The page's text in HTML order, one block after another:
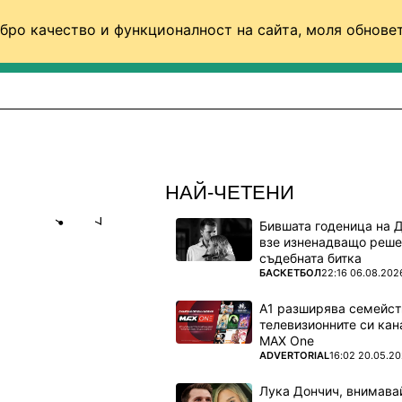
качество и функционалност на сайта, моля
НАЙ-ЧЕТЕНИ
Бившата годеница на
взе изненадващо
съдебната битка
ПОВЕЧЕ ОТ
БАСКЕТБОЛ22:16
А1 разширява
телевизионните си
MAX One
ПОВЕЧЕ ОТ
ADVERTORIAL16:02
Лука Дончич,